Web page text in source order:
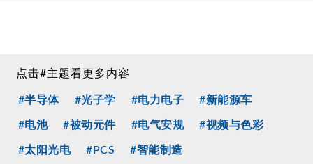
点击#主题看更多内容
#半导体 #光子学 #电力电子 #新能源车
#电池 #被动元件 #电气安规 #视频与色彩
#太阳光电 #PCS #智能制造